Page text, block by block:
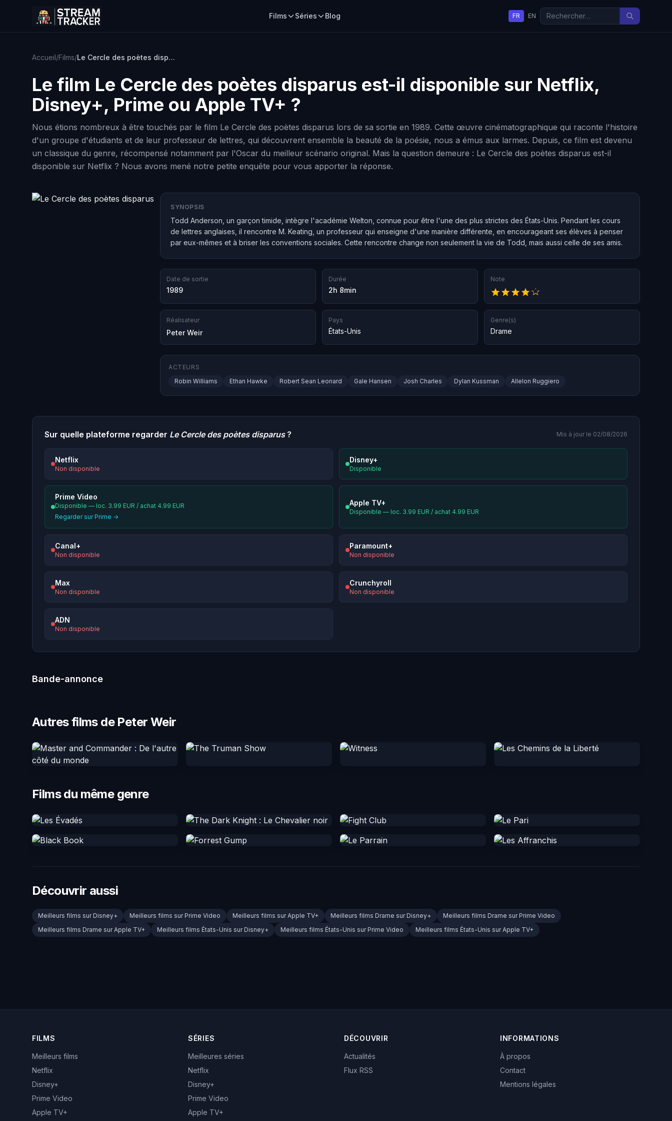
Films Séries Blog FR EN
Accueil/Films/ Le Cercle des poètes disparus
Le film Le Cercle des poètes disparus est-il disponible sur Netflix,
Disney+, Prime ou Apple TV+ ?
Nous étions nombreux à être touchés par le film Le Cercle des poètes disparus lors de sa sortie en 1989. Cette œuvre cinématographique qui raconte l'histoire
d'un groupe d'étudiants et de leur professeur de lettres, qui découvrent ensemble la beauté de la poésie, nous a émus aux larmes. Depuis, ce film est devenu
un classique du genre, récompensé notamment par l'Oscar du meilleur scénario original. Mais la question demeure : Le Cercle des poètes disparus est-il
disponible sur Netflix ? Nous avons mené notre petite enquête pour vous apporter la réponse.
SYNOPSIS
Todd Anderson, un garçon timide, intègre l'académie Welton, connue pour être l'une des plus strictes des États-Unis. Pendant les cours
de lettres anglaises, il rencontre M. Keating, un professeur qui enseigne d'une manière différente, en encourageant ses élèves à penser
par eux-mêmes et à briser les conventions sociales. Cette rencontre change non seulement la vie de Todd, mais aussi celle de ses amis.
Date de sortie
1989
Durée
2h 8min
Note
Réalisateur
Peter Weir
Pays
États-Unis
Genre(s)
Drame
ACTEURS
Robin Williams
Ethan Hawke Robert Sean Leonard Gale Hansen Josh Charles Dylan Kussman Allelon Ruggiero
Sur quelle plateforme regarder Le Cercle des poètes disparus? Mis à jour le 02/08/2026
Netflix
Non disponible
Disney+
Disponible
Prime Video
Disponible — loc. 3.99 EUR / achat 4.99 EUR
Regarder sur Prime →
Apple TV+
Disponible — loc. 3.99 EUR / achat 4.99 EUR
Canal+
Non disponible
Paramount+
Non disponible
Max
Non disponible
Crunchyroll
Non disponible
ADN
Non disponible
Bande-annonce
Autres films de Peter Weir
Films du même genre
Découvrir aussi
Meilleurs films sur Disney+ Meilleurs films sur Prime Video Meilleurs films sur Apple TV+ Meilleurs films Drame sur Disney+
Meilleurs films Drame sur Prime Video
Meilleurs films Drame sur Apple TV+
Meilleurs films États-Unis sur Disney+ Meilleurs films États-Unis sur Prime Video Meilleurs films États-Unis sur Apple TV+
FILMS
Meilleurs films
Netflix
Disney+
Prime Video
Apple TV+
SÉRIES
Meilleures séries
Netflix
Disney+
Prime Video
Apple TV+
DÉCOUVRIR
Actualités
Flux RSS
INFORMATIONS
À propos
Contact
Mentions légales